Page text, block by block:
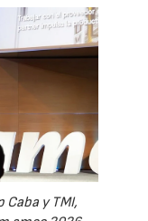
Caba y TMI,